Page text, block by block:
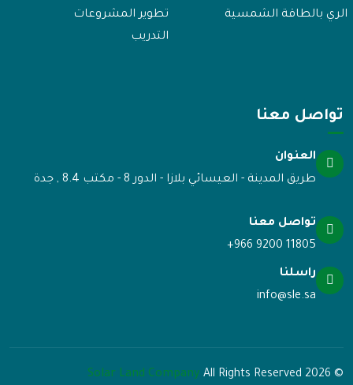
الري بالطاقة الشمسية
تطوير المشروعات
التدريب
تواصل معنا
العنوان
طريق المدينة - العيسائي بلازا - الدور 8 - مكتب 8.4 , جدة
تواصل معنا
+966 9200 11805
راسلنا
info@sle.sa
© All Rights Reserved
2026
Solar Land Company